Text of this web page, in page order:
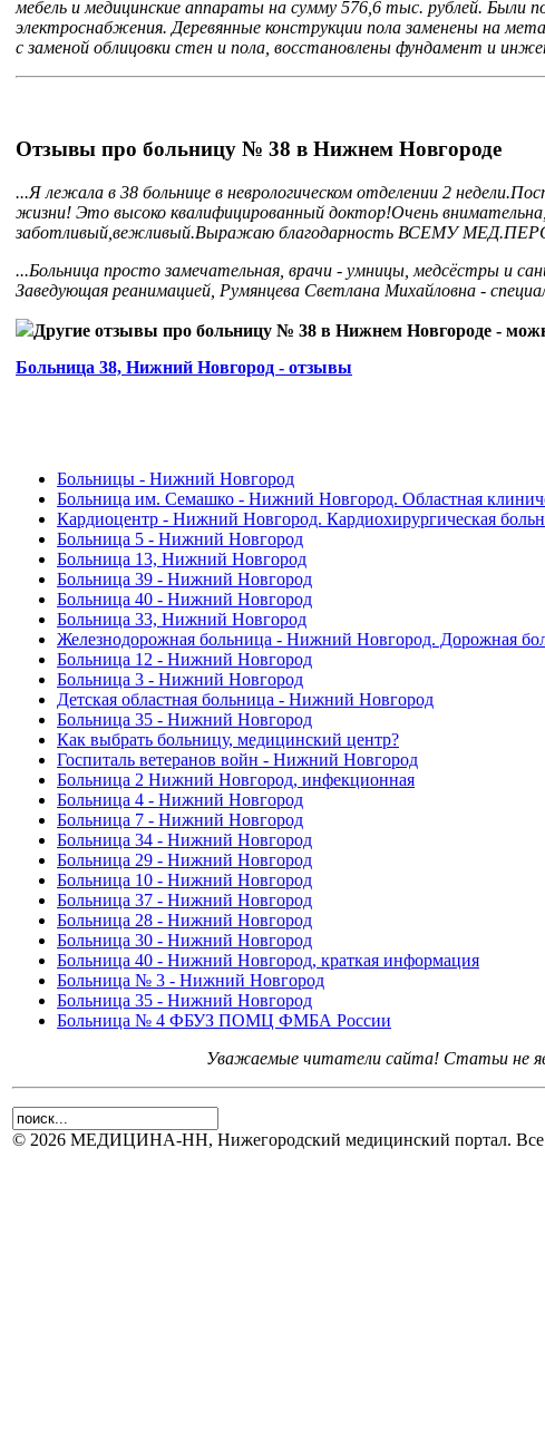
мебель и медицинские аппараты на сумму 576,6 тыс. рублей. Были
электроснабжения. Деревянные конструкции пола заменены на
с заменой облицовки стен и пола, восстановлены фундамент и
Отзывы про больницу № 38 в Нижнем Новгороде
...Я лежала в 38 больнице в неврологическом отделении 2
жизни! Это высоко квалифицированный доктор!Очень
заботливый,вежливый.Выражаю благодарность ВСЕМУ
...Больница просто замечательная, врачи - умницы, медсёстры и
Заведующая реанимацией, Румянцева Светлана Михайловна -
Другие отзывы про больницу № 38 в Нижнем Новгороде -
Больница 38, Нижний Новгород - отзывы
Больницы - Нижний Новгород
Больница им. Семашко - Нижний Новгород. Областная
Кардиоцентр - Нижний Новгород. Кардиохирургическая
Больница 5 - Нижний Новгород
Больница 13, Нижний Новгород
Больница 39 - Нижний Новгород
Больница 40 - Нижний Новгород
Больница 33, Нижний Новгород
Железнодорожная больница - Нижний Новгород. Дорожная
Больница 12 - Нижний Новгород
Больница 3 - Нижний Новгород
Детская областная больница - Нижний Новгород
Больница 35 - Нижний Новгород
Как выбрать больницу, медицинский центр?
Госпиталь ветеранов войн - Нижний Новгород
Больница 2 Нижний Новгород, инфекционная
Больница 4 - Нижний Новгород
Больница 7 - Нижний Новгород
Больница 34 - Нижний Новгород
Больница 29 - Нижний Новгород
Больница 10 - Нижний Новгород
Больница 37 - Нижний Новгород
Больница 28 - Нижний Новгород
Больница 30 - Нижний Новгород
Больница 40 - Нижний Новгород, краткая информация
Больница № 3 - Нижний Новгород
Больница 35 - Нижний Новгород
Больница № 4 ФБУЗ ПОМЦ ФМБА России
Уважаемые читатели сайта! Статьи не
© 2026 МЕДИЦИНА-НН, Нижегородский медицинский портал. Все